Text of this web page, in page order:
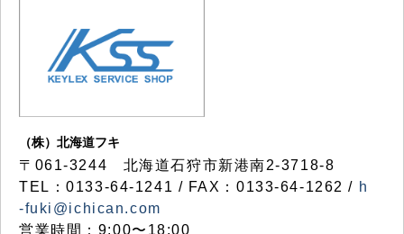
（株）北海道フキ
〒061-3244 北海道石狩市新港南2-3718-8
TEL：0133-64-1241 / FAX：0133-64-1262 / h
-fuki@ichican.com
営業時間：9:00〜18:00